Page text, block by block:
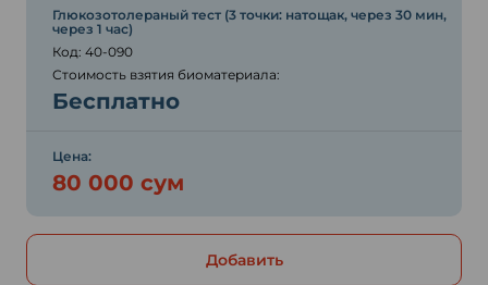
Глюкозотолераный тест (3 точки: натощак, через 30 мин,
через 1 час)
Код: 40-090
Стоимость взятия биоматериала:
Бесплатно
Цена:
80 000 сум
Добавить